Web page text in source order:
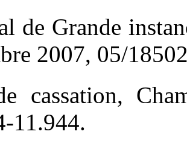
de Grande
2007, 05/
cassation,
11.944.